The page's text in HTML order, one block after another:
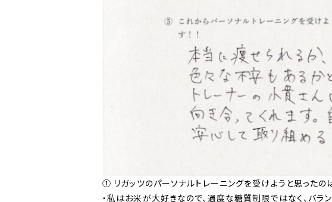
① リガッツのパーソナルトレーニングを受けようと思ったの
・私はお米が大好きなので、過度な糖質制限ではなく、バラ